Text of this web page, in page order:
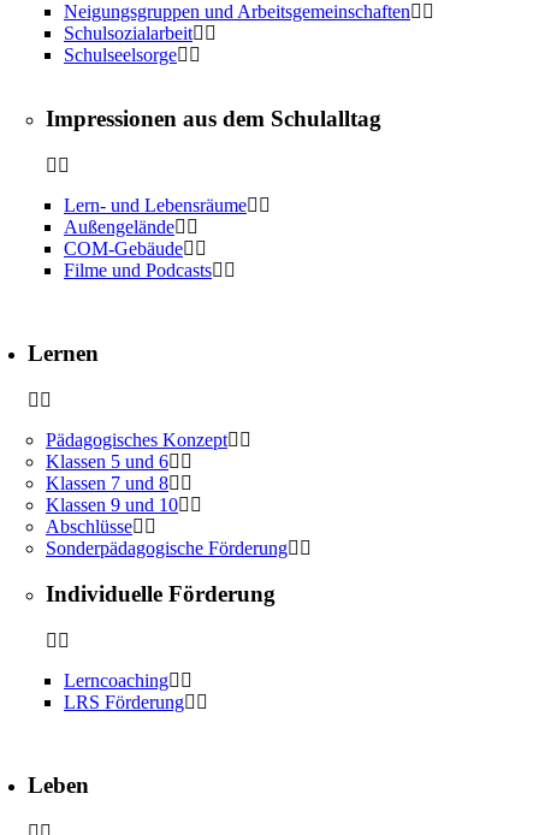
Neigungsgruppen und Arbeitsgemeinschaften
Schulsozialarbeit
Schulseelsorge
Impressionen aus dem Schulalltag
Lern- und Lebensräume
Außengelände
COM-Gebäude
Filme und Podcasts
Lernen
Pädagogisches Konzept
Klassen 5 und 6
Klassen 7 und 8
Klassen 9 und 10
Abschlüsse
Sonderpädagogische Förderung
Individuelle Förderung
Lerncoaching
LRS Förderung
Leben